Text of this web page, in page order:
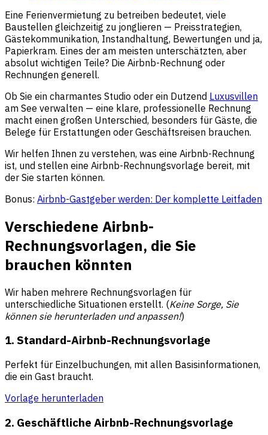
Eine Ferienvermietung zu betreiben bedeutet, viele
Baustellen gleichzeitig zu jonglieren — Preisstrategien,
Gästekommunikation, Instandhaltung, Bewertungen und ja,
Papierkram. Eines der am meisten unterschätzten, aber
absolut wichtigen Teile? Die Airbnb-Rechnung oder
Rechnungen generell.
Ob Sie ein charmantes Studio oder ein Dutzend Luxusvillen
am See verwalten — eine klare, professionelle Rechnung
macht einen großen Unterschied, besonders für Gäste, die
Belege für Erstattungen oder Geschäftsreisen brauchen.
Wir helfen Ihnen zu verstehen, was eine Airbnb-Rechnung
ist, und stellen eine Airbnb-Rechnungsvorlage bereit, mit
der Sie starten können.
Bonus: Airbnb-Gastgeber werden: Der komplette Leitfaden
Verschiedene Airbnb-
Rechnungsvorlagen, die Sie
brauchen könnten
Wir haben mehrere Rechnungsvorlagen für
unterschiedliche Situationen erstellt. (Keine Sorge, Sie
können sie herunterladen und anpassen!)
1. Standard-Airbnb-Rechnungsvorlage
Perfekt für Einzelbuchungen, mit allen Basisinformationen,
die ein Gast braucht.
Vorlage herunterladen
2. Geschäftliche Airbnb-Rechnungsvorlage